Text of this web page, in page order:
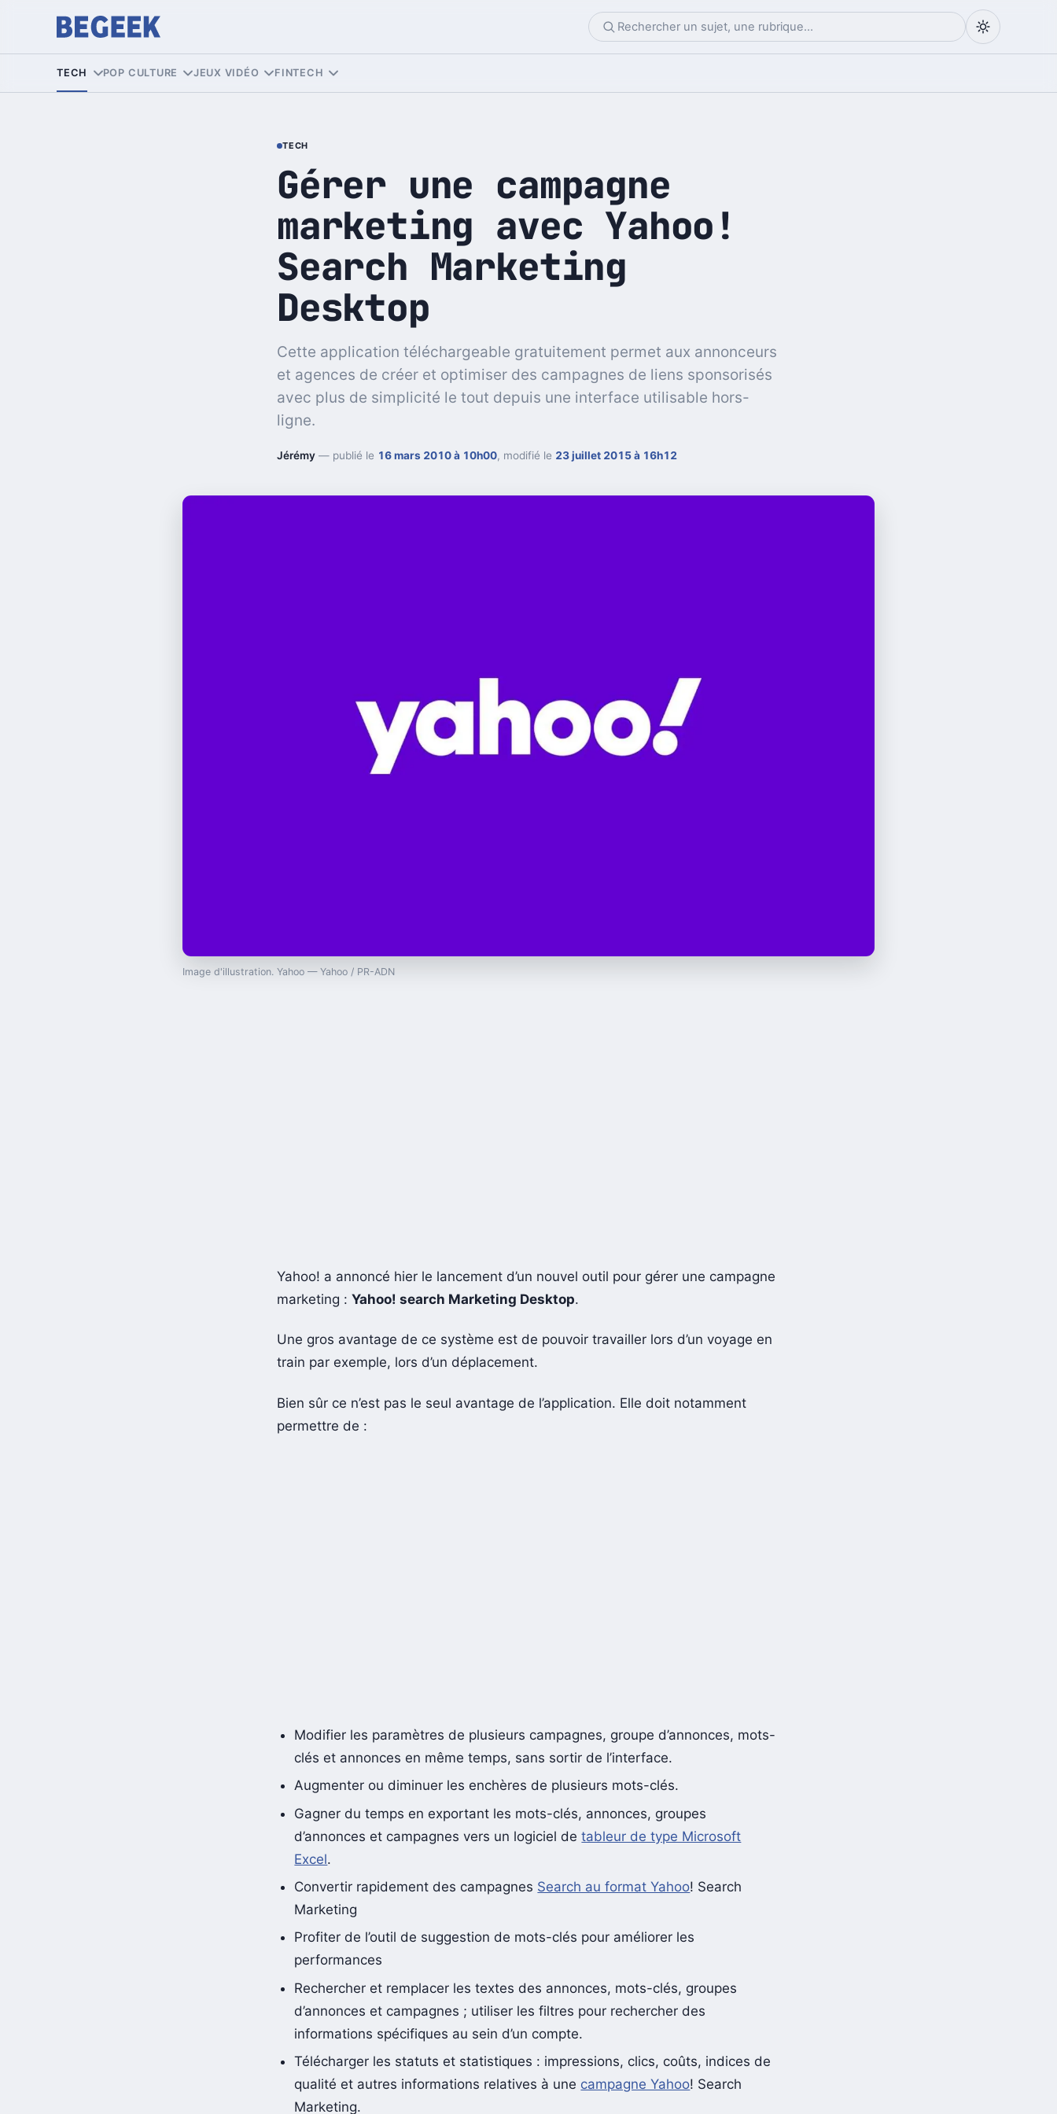
TECH POP CULTURE JEUX VIDÉO FINTECH
TECH
Gérer une campagne
marketing avec Yahoo!
Search Marketing
Desktop
Cette application téléchargeable gratuitement permet aux annonceurs
et agences de créer et optimiser des campagnes de liens sponsorisés
avec plus de simplicité le tout depuis une interface utilisable hors-
ligne.
Jérémy — publié le 16 mars 2010 à 10h00, modifié le 23 juillet 2015 à 16h12
Image d'illustration. Yahoo — Yahoo / PR-ADN
Yahoo! a annoncé hier le lancement d’un nouvel outil pour gérer une campagne
marketing : Yahoo! search Marketing Desktop.
Une gros avantage de ce système est de pouvoir travailler lors d’un voyage en
train par exemple, lors d’un déplacement.
Bien sûr ce n’est pas le seul avantage de l’application. Elle doit notamment
permettre de :
Modifier les paramètres de plusieurs campagnes, groupe d’annonces, mots-
clés et annonces en même temps, sans sortir de l’interface.
Augmenter ou diminuer les enchères de plusieurs mots-clés.
Gagner du temps en exportant les mots-clés, annonces, groupes
d’annonces et campagnes vers un logiciel detableur de type Microsoft
Excel.
Convertir rapidement des campagnes Search au format Yahoo! Search
Marketing
Profiter de l’outil de suggestion de mots-clés pour améliorer les
performances
Rechercher et remplacer les textes des annonces, mots-clés, groupes
d’annonces et campagnes ; utiliser les filtres pour rechercher des
informations spécifiques au sein d’un compte.
Télécharger les statuts et statistiques : impressions, clics, coûts, indices de
qualité et autres informations relatives à une campagne Yahoo! Search
Marketing.